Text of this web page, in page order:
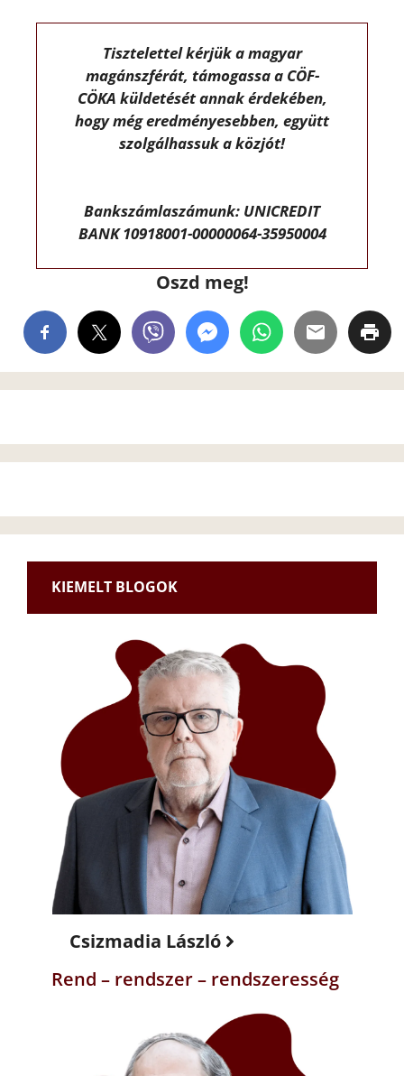
Tisztelettel kérjük a magyar
magánszférát, támogassa a CÖF-
CÖKA küldetését annak érdekében,
hogy még eredményesebben, együtt
szolgálhassuk a közjót!
Bankszámlaszámunk: UNICREDIT
BANK 10918001-00000064-35950004
Oszd meg!
KIEMELT BLOGOK
Csizmadia László
Rend – rendszer – rendszeresség